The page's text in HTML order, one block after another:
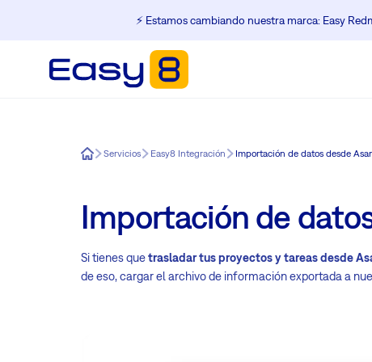
⚡️ Estamos cambiando nuestra marca: Easy
Easy8Servicios Easy8 Integración Importación de datos desde
Importación de
Si tienes quetrasladar tus proyectos y tareas desde
de eso, cargar el archivo de información exportada a